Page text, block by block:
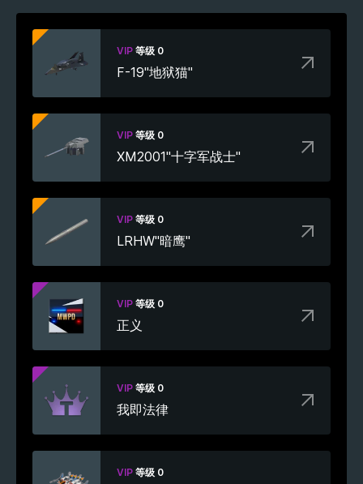
VIP 等级 0
F-19"地狱猫"
VIP 等级 0
XM2001"十字军战士"
VIP 等级 0
LRHW"暗鹰"
VIP 等级 0
正义
VIP 等级 0
我即法律
VIP 等级 0